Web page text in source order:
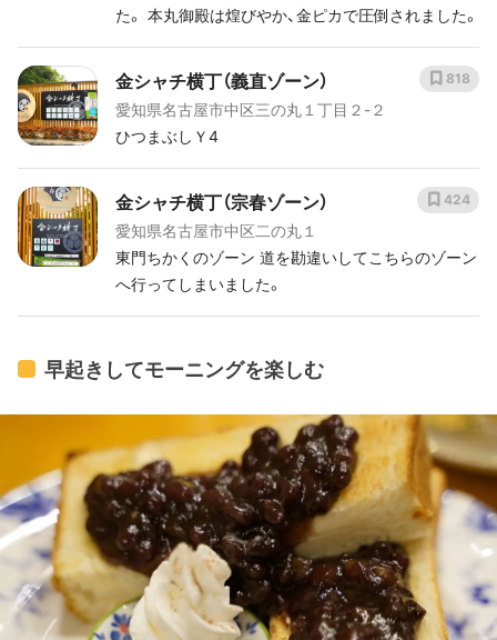
た。 本丸御殿は煌びやか、金ピカで圧倒されました。
金シャチ横丁（義直ゾーン）
愛知県名古屋市中区三の丸１丁目２-２
ひつまぶしＹ4
818
金シャチ横丁（宗春ゾーン）
愛知県名古屋市中区二の丸１
東門ちかくのゾーン 道を勘違いしてこちらのゾーン
へ行ってしまいました。
424
早起きしてモーニングを楽しむ